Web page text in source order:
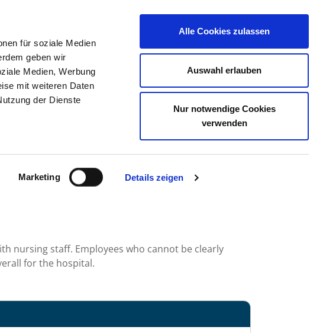
für soziale Medien
geben wir
Medien, Werbung
mit weiteren Daten
der Dienste
Marketing Details zeigen
Alle Cookies zulassen
Auswahl erlauben
Nur notwendige Cookies
verwenden
THE GHD CONTACT YOUR OPINION
nursing staff. Employees who cannot be clearly
for the hospital.